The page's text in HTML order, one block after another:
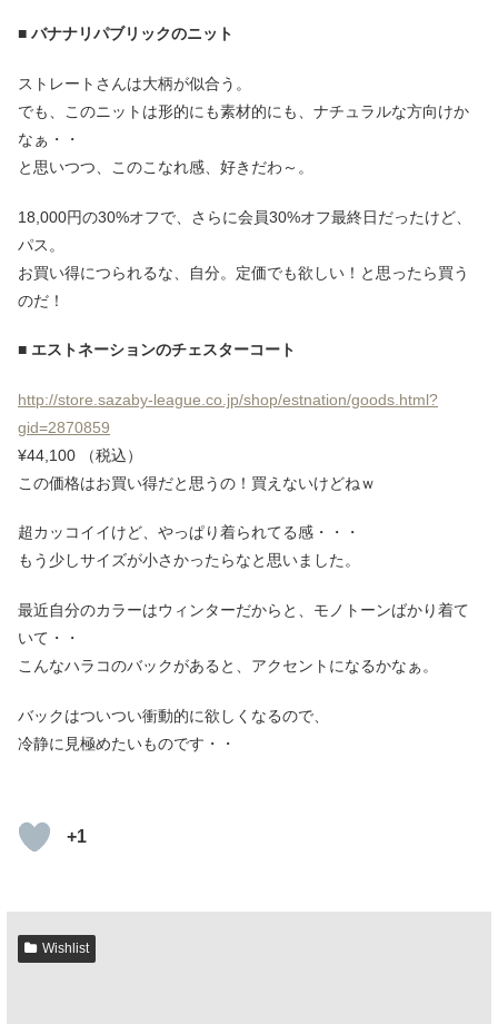
■ バナナリパブリックのニット
ストレートさんは大柄が似合う。
でも、このニットは形的にも素材的にも、ナチュラルな方向けか
なぁ・・
と思いつつ、このこなれ感、好きだわ～。
18,000円の30%オフで、さらに会員30%オフ最終日だったけど、
パス。
お買い得につられるな、自分。定価でも欲しい！と思ったら買う
のだ！
■ エストネーションのチェスターコート
http://store.sazaby-league.co.jp/shop/estnation/goods.html?
gid=2870859
¥44,100 （税込）
この価格はお買い得だと思うの！買えないけどねｗ
超カッコイイけど、やっぱり着られてる感・・・
もう少しサイズが小さかったらなと思いました。
最近自分のカラーはウィンターだからと、モノトーンばかり着て
いて・・
こんなハラコのバックがあると、アクセントになるかなぁ。
バックはついつい衝動的に欲しくなるので、
冷静に見極めたいものです・・
+1
Wishlist